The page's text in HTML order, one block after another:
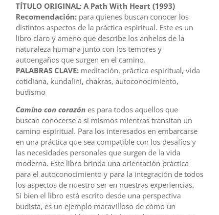
TÍTULO ORIGINAL: A Path With Heart (1993)
Recomendación: para quienes buscan conocer los
distintos aspectos de la práctica espiritual. Este es un
libro claro y ameno que describe los anhelos de la
naturaleza humana junto con los temores y
autoengaños que surgen en el camino.
PALABRAS CLAVE: meditación, práctica espiritual, vida
cotidiana, kundalini, chakras, autoconocimiento,
budismo
Camino con corazón es para todos aquellos que
buscan conocerse a sí mismos mientras transitan un
camino espiritual. Para los interesados en embarcarse
en una práctica que sea compatible con los desafíos y
las necesidades personales que surgen de la vida
moderna. Este libro brinda una orientación práctica
para el autoconocimiento y para la integración de todos
los aspectos de nuestro ser en nuestras experiencias.
Si bien el libro está escrito desde una perspectiva
budista, es un ejemplo maravilloso de cómo un